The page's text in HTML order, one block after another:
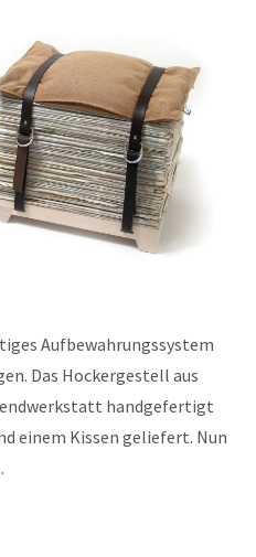
Aufbewahrungssystem
Das Hockergestell aus
handgefertigt
einem Kissen geliefert. Nun